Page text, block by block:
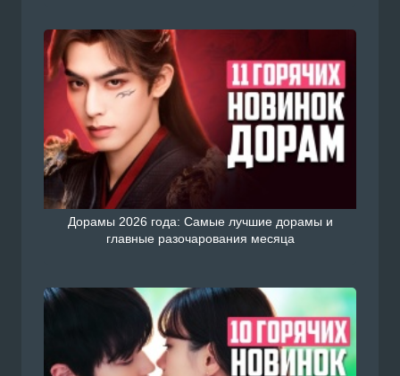
Дорамы 2026 года: Самые лучшие дорамы и
главные разочарования месяца